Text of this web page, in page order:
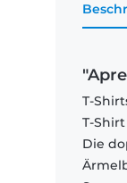
T-
T-
Die